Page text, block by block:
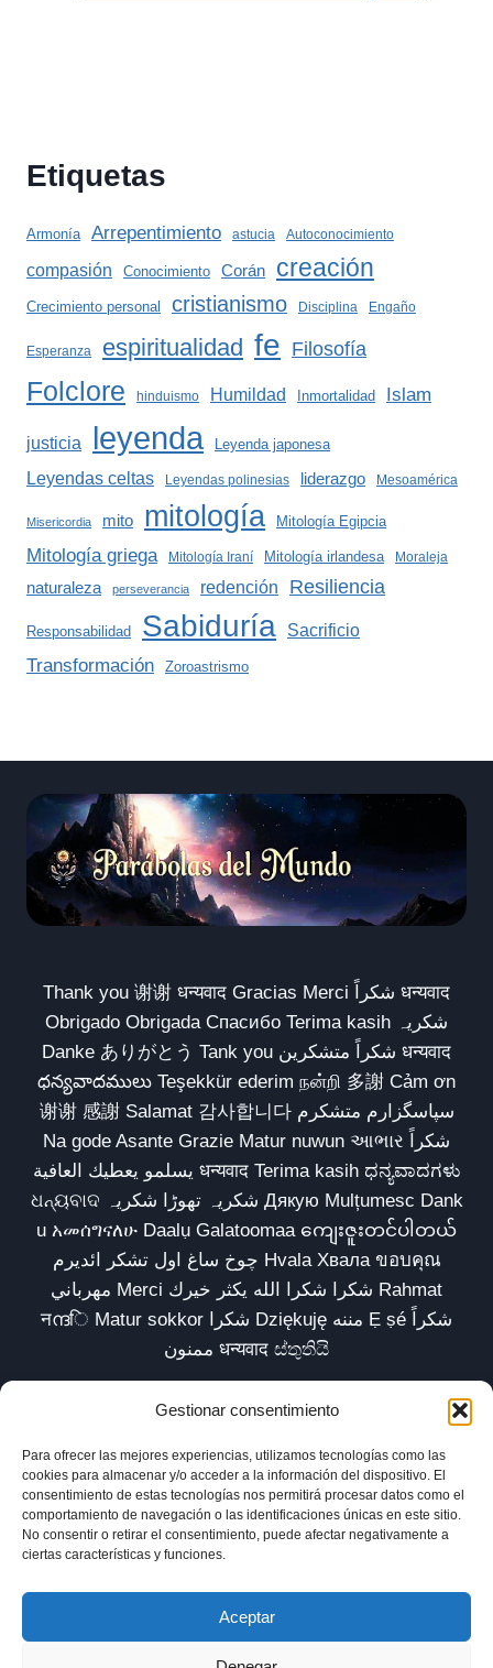
Gestionar consentimiento
Para ofrecer las mejores experiencias, utilizamos tecnologías como las
cookies para almacenar y/o acceder a la información del dispositivo. El
consentimiento de estas tecnologías nos permitirá procesar datos como el
comportamiento de navegación o las identificaciones únicas en este sitio.
No consentir o retirar el consentimiento, puede afectar negativamente a
ciertas características y funciones.
Aceptar
Etiquetas
Armonía Arrepentimiento astucia Autoconocimiento
compasión Conocimiento Corán creación
Crecimiento personal cristianismo Disciplina Engaño
Esperanza espiritualidad fe Filosofía
Folclore hinduismo Humildad Inmortalidad Islam
justicia leyenda Leyenda japonesa
Leyendas celtas Leyendas polinesias liderazgo Mesoamérica
Misericordia mito mitología Mitología Egipcia
Mitología griega Mitología Iraní Mitología irlandesa Moraleja
naturaleza perseverancia redención Resiliencia
Responsabilidad Sabiduría Sacrificio
Transformación Zoroastrismo
Thank you 谢谢 धन्यवाद Gracias Merci شكراً धन्यवाद
Obrigado Obrigada Спасибо Terima kasih شکریہ
Danke ありがとう Tank you شكراً متشكرين धन्यवाद
ధన్యవాదములు Teşekkür ederim நன்றி 多謝 Cảm ơn
谢谢 感謝 Salamat 감사합니다 سپاسگزارم متشکرم
Na gode Asante Grazie Matur nuwun આભાર شكراً
يسلمو يعطيك العافية धन्यवाद Terima kasih ಧನ್ಯವಾದಗಳು
ଧନ୍ୟବାଦ شکریہ تھوڑا شکریہ Дякую Mulțumesc Dank
u አመሰግናለሁ Daalụ Galatoomaa ကျေးဇူးတင်ပါတယ်
چوخ ساغ اول تشکر ائدیرم Hvala Хвала ขอบคุณ
مهرباني Merci شكرا شكرا الله يكثر خيرك Rahmat
नന്ദि Matur sokkor شكرا Dziękuję مننه Ẹ ṣé شكراً
ممنون धन्यवाद ස්තුතියි
Inicio Biblioteca Parábolas TV
Comunidad
Esencia
Blog
Política de privacidad
Aviso legal
Política de cookies (UE)